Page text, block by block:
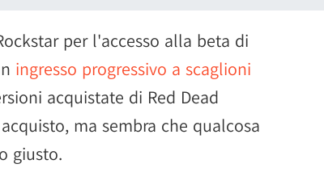
per l'accesso alla beta di
ingresso progressivo a scaglioni
acquistate di Red Dead
ma sembra che qualcosa
giusto.